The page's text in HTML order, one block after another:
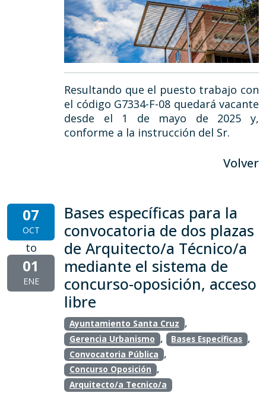
Resultando que el puesto trabajo con
el código G7334-F-08 quedará vacante
desde el 1 de mayo de 2025 y,
conforme a la instrucción del Sr.
Volver
07
OCT
to
01
ENE
Bases específicas para la
convocatoria de dos plazas
de Arquitecto/a Técnico/a
mediante el sistema de
concurso-oposición, acceso
libre
Ayuntamiento Santa Cruz ,
Gerencia Urbanismo , Bases Específicas ,
Convocatoria Pública ,
Concurso Oposición ,
Arquitecto/a Tecnico/a